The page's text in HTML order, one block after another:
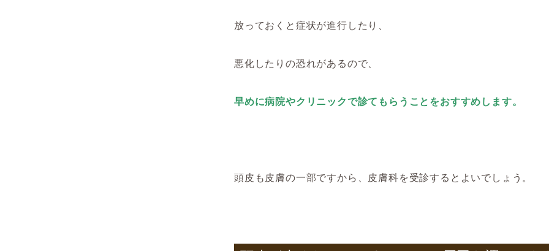
放っておくと症状が進行したり、
悪化したりの恐れがあるので、
早めに病院やクリニックで診てもらうことをおすすめします。
頭皮も皮膚の一部ですから、皮膚科を受診するとよいでしょう。